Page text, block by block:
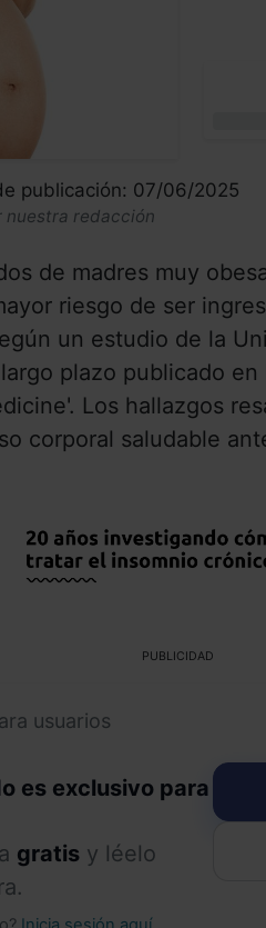
publicación: 07/06/2025
redacción
de madres muy
riesgo de ser
un estudio de la
plazo publicado
Los hallazgos
corporal saludable
PUBLICIDAD
usuarios
es exclusivo para
gratis y léelo